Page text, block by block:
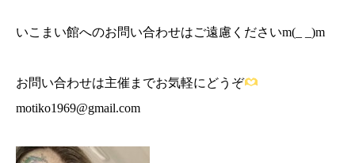
いこまい館へのお問い合わせはご遠慮くださいm(_ _)m
お問い合わせは主催までお気軽にどうぞ
motiko1969@gmail.com